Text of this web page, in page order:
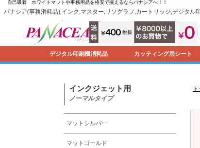
自己吸着 ホワイトマットや事務用品を格安で揃えるならパナシアへ！！
パナシア(事務消耗品),インク,マスター,リソグラフ,カートリッジ,デジタ
デジタル印刷機消耗品 カッティング用シート
インクジェット用
ノーマルタイプ
マットシルバー
マットゴールド